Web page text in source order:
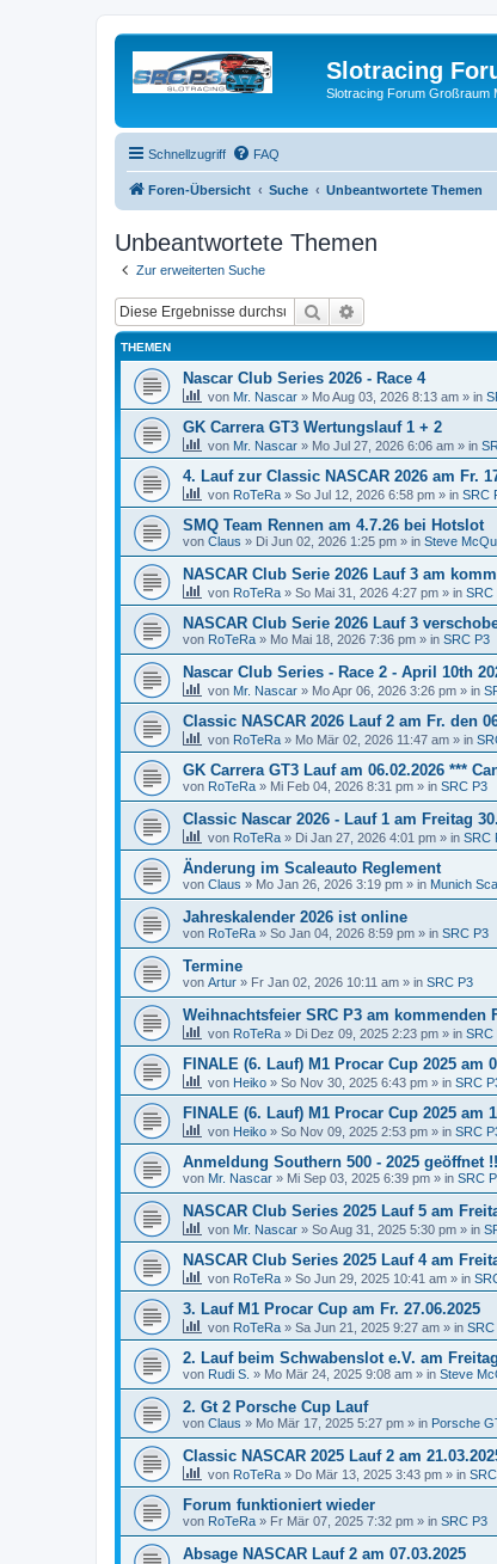
Slotracing
Slotracing Forum Großraum
Schnellzugriff FAQ
Foren-Übersicht Suche Unbeantwortete Themen
Unbeantwortete Themen
Zur erweiterten Suche
Suche
THEMEN
Nascar Club Series 2026 - Race 4
von Mr. Nascar » Mo Aug 03, 2026 8:13 am » in
GK Carrera GT3 Wertungslauf 1 + 2
von Mr. Nascar » Mo Jul 27, 2026 6:06 am » in
4. Lauf zur Classic NASCAR 2026 am Fr.
von RoTeRa » So Jul 12, 2026 6:58 pm » in SRC
SMQ Team Rennen am 4.7.26 bei Hotslot
von Claus » Di Jun 02, 2026 1:25 pm » in Steve
NASCAR Club Serie 2026 Lauf 3 am
von RoTeRa » So Mai 31, 2026 4:27 pm » in SRC
NASCAR Club Serie 2026 Lauf 3
von RoTeRa » Mo Mai 18, 2026 7:36 pm » in SRC P3
Nascar Club Series - Race 2 - April 10th
von Mr. Nascar » Mo Apr 06, 2026 3:26 pm » in
Classic NASCAR 2026 Lauf 2 am Fr. den
von RoTeRa » Mo Mär 02, 2026 11:47 am » in
GK Carrera GT3 Lauf am 06.02.2026 ***
von RoTeRa » Mi Feb 04, 2026 8:31 pm » in SRC P3
Classic Nascar 2026 - Lauf 1 am Freitag
von RoTeRa » Di Jan 27, 2026 4:01 pm » in SRC
Änderung im Scaleauto Reglement
von Claus » Mo Jan 26, 2026 3:19 pm » in Munich
Jahreskalender 2026 ist online
von RoTeRa » So Jan 04, 2026 8:59 pm » in SRC P3
Termine
von Artur » Fr Jan 02, 2026 10:11 am » in SRC P3
Weihnachtsfeier SRC P3 am kommenden
von RoTeRa » Di Dez 09, 2025 2:23 pm » in SRC
FINALE (6. Lauf) M1 Procar Cup 2025 am
von Heiko » So Nov 30, 2025 6:43 pm » in SRC
FINALE (6. Lauf) M1 Procar Cup 2025 am
von Heiko » So Nov 09, 2025 2:53 pm » in SRC
Anmeldung Southern 500 - 2025 geöffnet !!
von Mr. Nascar » Mi Sep 03, 2025 6:39 pm » in SRC
NASCAR Club Series 2025 Lauf 5 am
von Mr. Nascar » So Aug 31, 2025 5:30 pm » in
NASCAR Club Series 2025 Lauf 4 am
von RoTeRa » So Jun 29, 2025 10:41 am » in
3. Lauf M1 Procar Cup am Fr. 27.06.2025
von RoTeRa » Sa Jun 21, 2025 9:27 am » in SRC
2. Lauf beim Schwabenslot e.V. am
von Rudi S. » Mo Mär 24, 2025 9:08 am » in Steve
2. Gt 2 Porsche Cup Lauf
von Claus » Mo Mär 17, 2025 5:27 pm » in Porsche
Classic NASCAR 2025 Lauf 2 am
von RoTeRa » Do Mär 13, 2025 3:43 pm » in
Forum funktioniert wieder
von RoTeRa » Fr Mär 07, 2025 7:32 pm » in SRC P3
Absage NASCAR Lauf 2 am 07.03.2025